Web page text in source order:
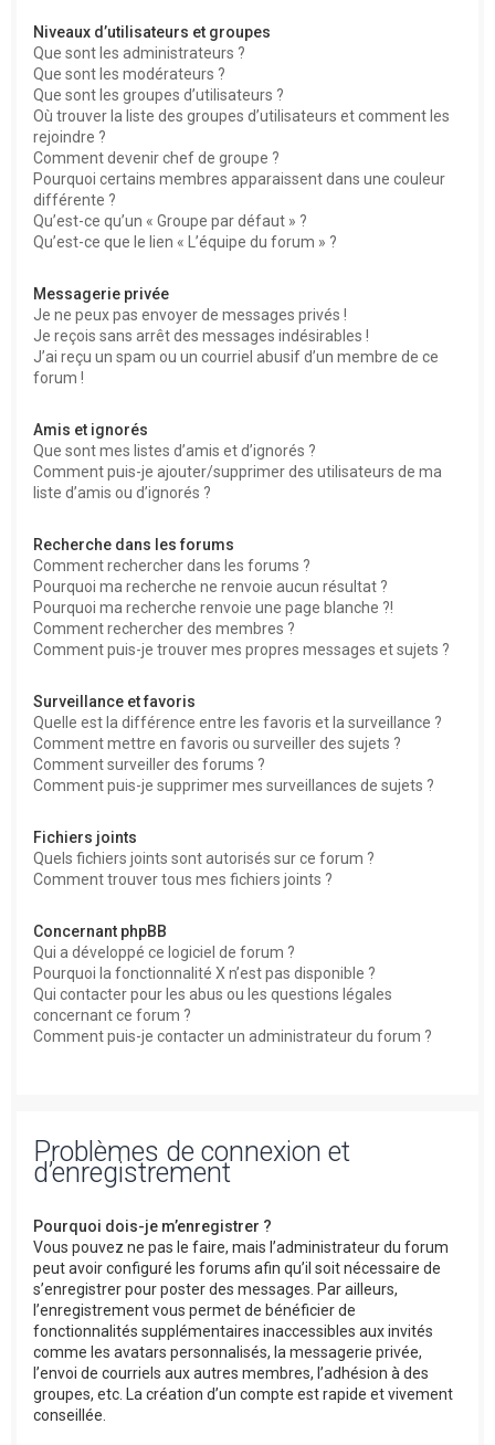
Niveaux d’utilisateurs et groupes
Que sont les administrateurs ?
Que sont les modérateurs ?
Que sont les groupes d’utilisateurs ?
Où trouver la liste des groupes d’utilisateurs et comment les
rejoindre ?
Comment devenir chef de groupe ?
Pourquoi certains membres apparaissent dans une couleur
différente ?
Qu’est-ce qu’un « Groupe par défaut » ?
Qu’est-ce que le lien « L’équipe du forum » ?
Messagerie privée
Je ne peux pas envoyer de messages privés !
Je reçois sans arrêt des messages indésirables !
J’ai reçu un spam ou un courriel abusif d’un membre de ce
forum !
Amis et ignorés
Que sont mes listes d’amis et d’ignorés ?
Comment puis-je ajouter/supprimer des utilisateurs de ma
liste d’amis ou d’ignorés ?
Recherche dans les forums
Comment rechercher dans les forums ?
Pourquoi ma recherche ne renvoie aucun résultat ?
Pourquoi ma recherche renvoie une page blanche ?!
Comment rechercher des membres ?
Comment puis-je trouver mes propres messages et sujets ?
Surveillance et favoris
Quelle est la différence entre les favoris et la surveillance ?
Comment mettre en favoris ou surveiller des sujets ?
Comment surveiller des forums ?
Comment puis-je supprimer mes surveillances de sujets ?
Fichiers joints
Quels fichiers joints sont autorisés sur ce forum ?
Comment trouver tous mes fichiers joints ?
Concernant phpBB
Qui a développé ce logiciel de forum ?
Pourquoi la fonctionnalité X n’est pas disponible ?
Qui contacter pour les abus ou les questions légales
concernant ce forum ?
Comment puis-je contacter un administrateur du forum ?
Problèmes de connexion et
d’enregistrement
Pourquoi dois-je m’enregistrer ?
Vous pouvez ne pas le faire, mais l’administrateur du forum
peut avoir configuré les forums afin qu’il soit nécessaire de
s’enregistrer pour poster des messages. Par ailleurs,
l’enregistrement vous permet de bénéficier de
fonctionnalités supplémentaires inaccessibles aux invités
comme les avatars personnalisés, la messagerie privée,
l’envoi de courriels aux autres membres, l’adhésion à des
groupes, etc. La création d’un compte est rapide et vivement
conseillée.